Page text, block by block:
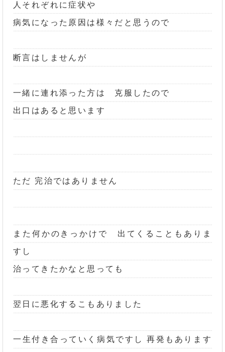
人それぞれに症状や
病気になった原因は様々だと思うので
断言はしませんが
一緒に連れ添った方は 克服したので
出口はあると思います
ただ 完治ではありません
また何かのきっかけで 出てくることもありま
すし
治ってきたかなと思っても
翌日に悪化するこもありました
一生付き合っていく病気ですし 再発もあります